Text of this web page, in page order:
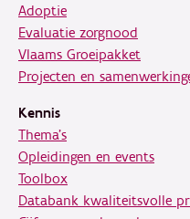
Adoptie
Evaluatie zorgnood
Vlaams Groeipakket
Projecten en
Kennis
Thema's
Opleidingen en events
Toolbox
Databank kwaliteitsvolle